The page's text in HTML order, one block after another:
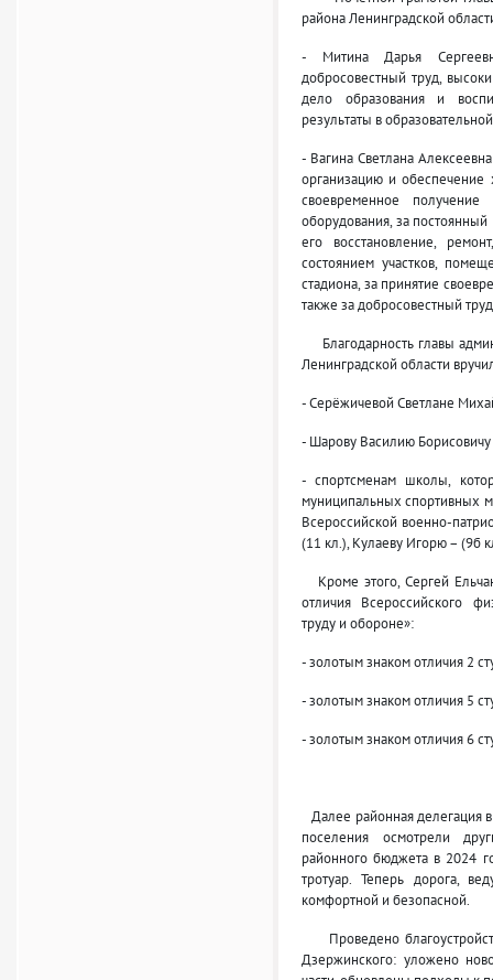
района Ленинградской
- Митина Дарья
добросовестный труд,
дело образования и
результаты в
- Вагина Светлана
организацию и обеспечение
своевременное
оборудования, за
его восстановление,
состоянием участков,
стадиона, за принятие
также за добросовестный
Благодарность главы
Ленинградской области
- Серёжичевой Светлане
- Шарову Василию
- спортсменам школы,
муниципальных спортивных
Всероссийской военно-
(11 кл.), Кулаеву Игорю – (9б
Кроме этого, Сергей
отличия Всероссийского
труду и обороне»:
- золотым знаком отличия 2
- золотым знаком отличия 5
- золотым знаком отличия 6
Далее районная делегация
поселения осмотрели
районного бюджета в 2024
тротуар. Теперь дорога,
комфортной и безопасной.
Проведено
Дзержинского: уложено